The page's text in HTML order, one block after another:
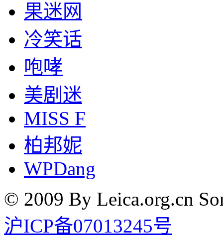
果迷网
冷笑话
咆哮
美剧迷
MISS F
柏邦妮
WPDang
© 2009 By Leica.org.cn
沪ICP备07013245号